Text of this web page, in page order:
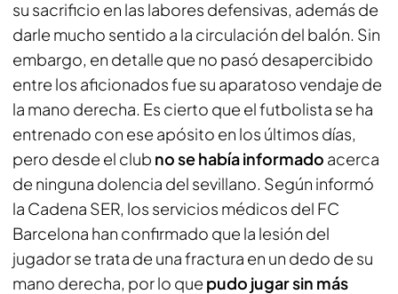
su sacrificio en las labores defensivas, además de
darle mucho sentido a la circulación del balón. Sin
embargo, en detalle que no pasó desapercibido
entre los aficionados fue su aparatoso vendaje de
la mano derecha. Es cierto que el futbolista se ha
entrenado con ese apósito en los últimos días,
pero desde el club no se había informado acerca
de ninguna dolencia del sevillano. Según informó
la Cadena SER, los servicios médicos del FC
Barcelona han confirmado que la lesión del
jugador se trata de una fractura en un dedo de su
mano derecha, por lo que pudo jugar sin más